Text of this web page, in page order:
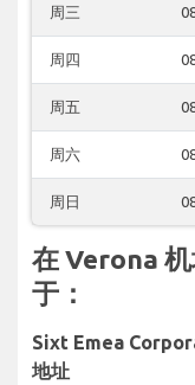
周三
周四
周五
周六
周日
在 Verona
于：
Sixt Emea
地址